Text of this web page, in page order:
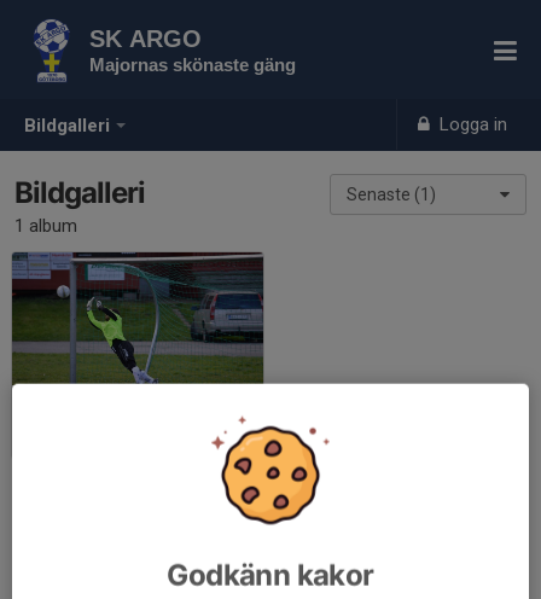
Bildgalleri Logga in
SK ARGO
Majornas skönaste gäng
Senaste (1)
Bildgalleri
1 album
Godkänn kakor